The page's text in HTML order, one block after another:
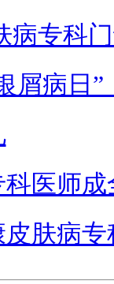
病专科
屑病日”
医师成
肤病专